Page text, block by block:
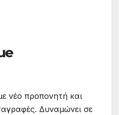
νέο προπονητή και
Δυναμώνει σε